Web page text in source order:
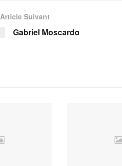
Article Suivant
Gabriel Moscardo